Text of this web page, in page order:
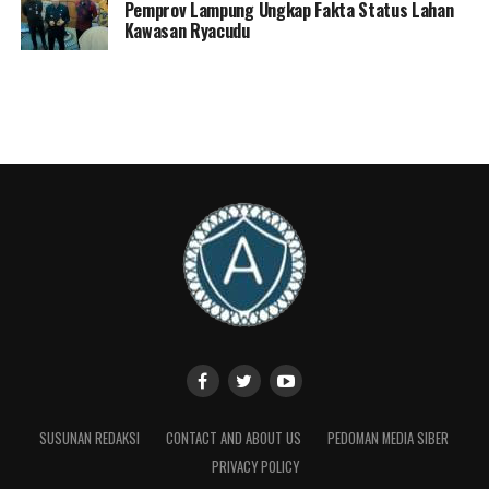
Menurutnya, APKASI memiliki peran penting sebagai
wadah para kepala daerah dalam bertukar gagasan,
Dalam rapat itu, sejumlah isu strategis menjadi
daerah, evaluasi program kerja APKASI, hingga
kebijakan fiskal daerah yang dinilai berperan penting
dalam mendukung percepatan pembangunan di tingkat
penguatan otonomi daerah, evaluasi program kerja
APKASI, hingga kebijakan fiskal daerah agar
optimal dan memberikan manfaat bagi masyarakat,”
Pemprov Lampung Ungkap Fakta Status Lahan
Kawasan Ryacudu
SUSUNAN REDAKSI CONTACT AND ABOUT US
PEDOMAN MEDIA SIBER
PRIVACY POLICY